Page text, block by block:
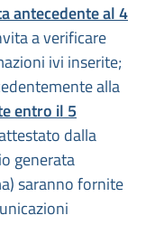
antecedente al 4
a verificare
ivi inserite;
alla
entro il 5
dalla
generata
saranno fornite